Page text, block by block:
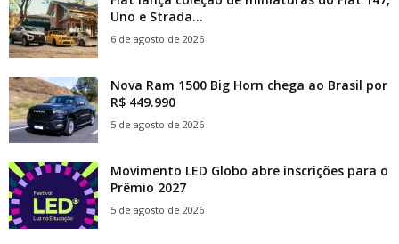
Uno e Strada...
6 de agosto de 2026
Nova Ram 1500 Big Horn chega ao Brasil por
R$ 449.990
5 de agosto de 2026
Movimento LED Globo abre inscrições para o
Prêmio 2027
5 de agosto de 2026